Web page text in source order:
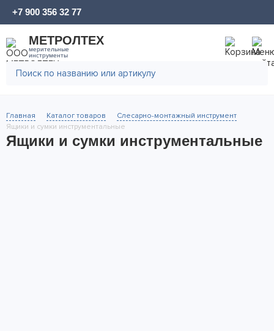
МЕТРОЛТЕХ
мерительные
инструменты
+7 900 356 32 77
Главная Каталог товаров
Слесарно-монтажный инструмент
Ящики и сумки инструментальные
Ящики и сумки инструментальные